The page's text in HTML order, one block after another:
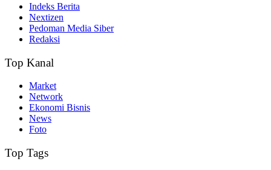
Indeks Berita
Nextizen
Pedoman Media Siber
Redaksi
Top Kanal
Market
Network
Ekonomi Bisnis
News
Foto
Top Tags